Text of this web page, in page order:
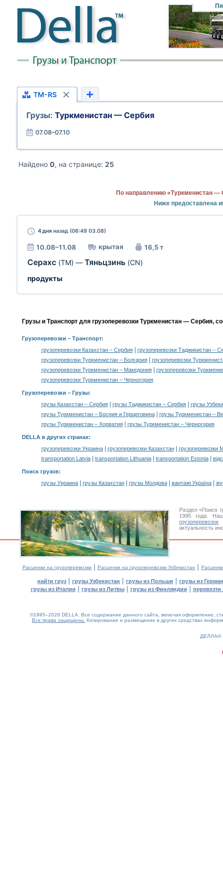
TM-RS
Грузы: Туркменистан — Сербия
07.08–07.10
Найдено 0, на странице: 25
По направлению «Туркменистан —
Ниже предоставлена
4 дня назад (06:49 03.08)
10.08–11.08 крытая 16,5 т
Серахс (TM) — Тяньцзинь (CN)
продукты
Грузы и Транспорт для грузоперевозки Туркменистан — Сербия,
Грузоперевозки – Транспорт:
грузоперевозки Казахстан – Сербия|
грузоперевозки Таджикистан –
грузоперевозки Туркменистан – Болгария|
грузоперевозки
грузоперевозки Туркменистан – Македония|
грузоперевозки
грузоперевозки Туркменистан – Черногория
Грузоперевозки – Грузы:
грузы Казахстан – Сербия| грузы Таджикистан – Сербия|
грузы
грузы Туркменистан – Босния и Герцеговина|
грузы Туркменистан –
грузы Туркменистан – Хорватия| грузы Туркменистан – Черногория
DELLA в других странах:
грузоперевозки Украина| грузоперевозки Казахстан|
грузоперевозки
transportation Latvia| transportation Lithuania| transportation Estonia|
Поиск грузов:
грузы Украина| грузы Казахстан| грузы Молдова| вантажі Україна|
Раздел «Поиск
1995 года.
грузоперевозок
актуальность
Расценки на грузоперевозки | Расценки на грузоперевозки Узбекистан |
найти груз | грузы Узбекистан | грузы из Польши | грузы из
грузы из Италии | грузы из Литвы| грузы из Финляндии | перевезти
©1995–2026 DELLA. Все содержание данного сайта, включая оформление,
Все права защищены. Копирование и размещение в других средствах